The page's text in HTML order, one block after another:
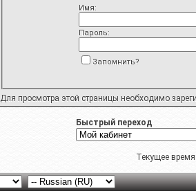
Имя:
Пароль:
Запомнить?
Для просмотра этой страницы необходимо
Быстрый переход
Текущее